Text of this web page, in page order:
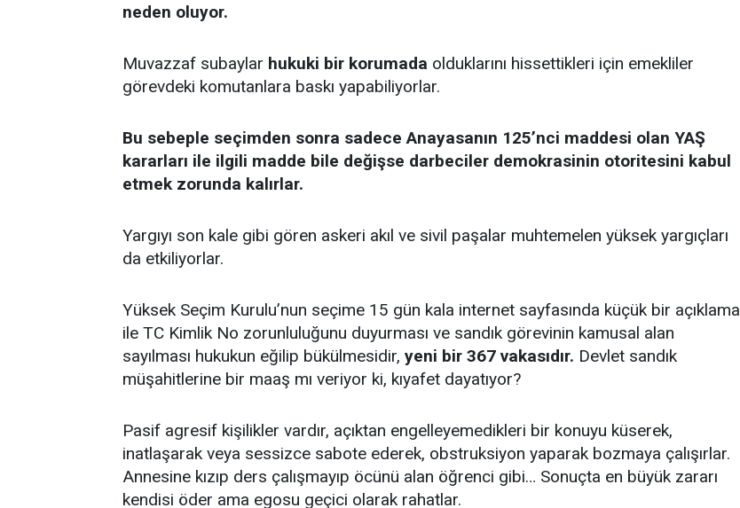
neden oluyor.
Muvazzaf subaylar hukuki bir korumada olduklarını hissettikleri için emekliler
görevdeki komutanlara baskı yapabiliyorlar.
Bu sebeple seçimden sonra sadece Anayasanın 125’nci maddesi olan YAŞ
kararları ile ilgili madde bile değişse darbeciler demokrasinin otoritesini kabul
etmek zorunda kalırlar.
Yargıyı son kale gibi gören askeri akıl ve sivil paşalar muhtemelen yüksek yargıçları
da etkiliyorlar.
Yüksek Seçim Kurulu’nun seçime 15 gün kala internet sayfasında küçük bir açıklama
ile TC Kimlik No zorunluluğunu duyurması ve sandık görevinin kamusal alan
sayılması hukukun eğilip bükülmesidir, yeni bir 367 vakasıdır. Devlet sandık
müşahitlerine bir maaş mı veriyor ki, kıyafet dayatıyor?
Pasif agresif kişilikler vardır, açıktan engelleyemedikleri bir konuyu küserek,
inatlaşarak veya sessizce sabote ederek, obstruksiyon yaparak bozmaya çalışırlar.
Annesine kızıp ders çalışmayıp öcünü alan öğrenci gibi… Sonuçta en büyük zararı
kendisi öder ama egosu geçici olarak rahatlar.